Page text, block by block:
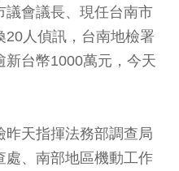
議會議長、現任台南市
人偵訊，台南地檢署
台幣1000萬元，今天
昨天指揮法務部調查局
處、南部地區機動工作